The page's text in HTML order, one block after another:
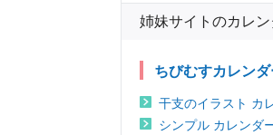
姉妹サイトのカレン
ちびむすカレンダ
干支のイラスト カ
シンプル カレンダ